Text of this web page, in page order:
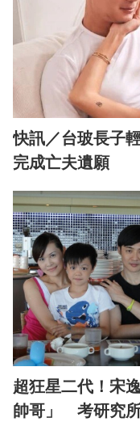
快訊／台玻長子
完成亡夫遺願
超狂星二代！宋
帥哥」 考研究